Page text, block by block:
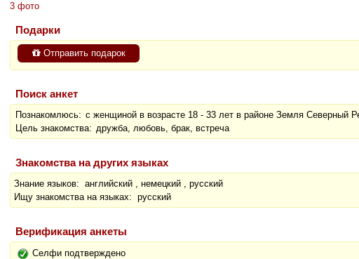
3 фото
Подарки
Отправить подарок
Поиск анкет
Познакомлюсь: с женщиной в возрасте 18 - 33 лет в районе Земля Северный
Цель знакомства: дружба, любовь, брак, встреча
Знакомства на других языках
Знание языков: английский , немецкий , русский
Ищу знакомства на языках: русский
Верификация анкеты
Селфи подтверждено